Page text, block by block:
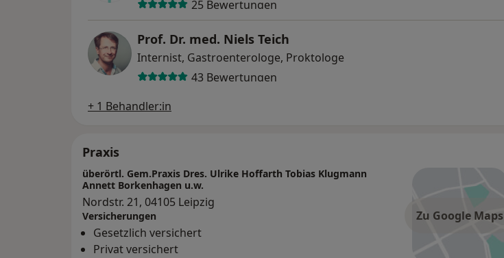
25 Bewertungen
Prof. Dr. med. Niels Teich
Internist, Gastroenterologe, Proktologe
43 Bewertungen
+ 1 Behandler:in
Praxis
Zu Google Maps
überörtl. Gem.Praxis Dres. Ulrike Hoffarth Tobias Klugmann
Annett Borkenhagen u.w.
Nordstr. 21, 04105 Leipzig
Versicherungen
Gesetzlich versichert
Privat versichert